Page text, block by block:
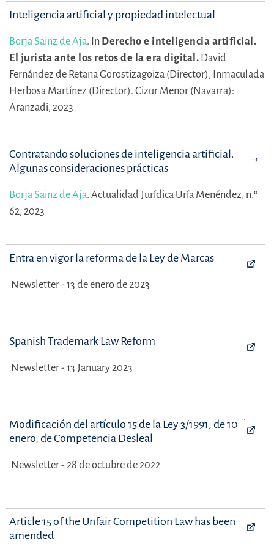
Inteligencia artificial y propiedad intelectual
Borja Sainz de Aja. In Derecho e inteligencia artificial.
El jurista ante los retos de la era digital. David
Fernández de Retana Gorostizagoiza (Director), Inmaculada
Herbosa Martínez (Director). Cizur Menor (Navarra):
Aranzadi, 2023
Contratando soluciones de inteligencia artificial.
Algunas consideraciones prácticas
Borja Sainz de Aja. Actualidad Jurídica Uría Menéndez, n.º
62, 2023
Entra en vigor la reforma de la Ley de Marcas
Newsletter - 13 de enero de 2023
Spanish Trademark Law Reform
Newsletter - 13 January 2023
Modificación del artículo 15 de la Ley 3/1991, de 10 de
enero, de Competencia Desleal
Newsletter - 28 de octubre de 2022
Article 15 of the Unfair Competition Law has been
amended